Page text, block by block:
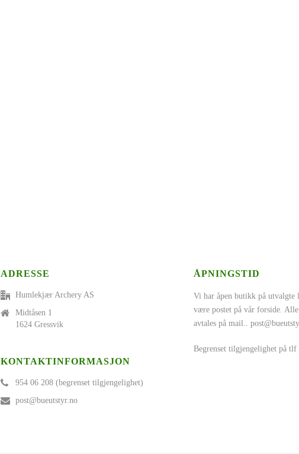
ADRESSE
Humlekjær Archery AS
Midtåsen 1
1624 Gressvik
KONTAKTINFORMASJON
954 06 208 (begrenset tilgjengelighet)
post@bueutstyr.no
ÅPNINGSTID
Vi har åpen butikk på utvalgte
være postet på vår forside. Alle
avtales på mail..
Begrenset tilgjengelighet på tlf